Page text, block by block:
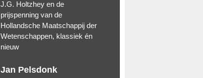
J.G. Holtzhey en de
prijspenning van de
Hollandsche Maatschappij der
Wetenschappen, klassiek én
nieuw
Jan Pelsdonk